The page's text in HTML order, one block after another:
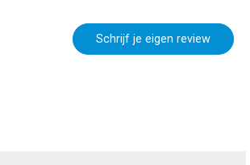
Schrijf je eigen review